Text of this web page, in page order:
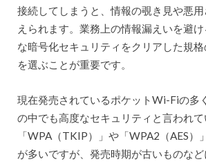
接続してしまうと、情報の覗き見や悪
えられます。業務上の情報漏えいを避
な暗号化セキュリティをクリアした規
を選ぶことが重要です。
現在発売されているポケットWi-Fiの多
の中でも高度なセキュリティと言われて
「WPA（TKIP）」や「WPA2（AES）
が多いですが、発売時期が古いものな